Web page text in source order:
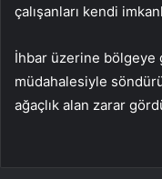
çalışanları kendi
İhbar üzerine bölgeye
müdahalesiyle
ağaçlık alan zarar